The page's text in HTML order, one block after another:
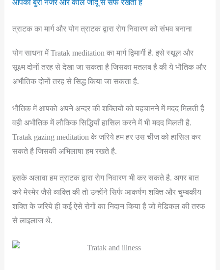
आपको बुरी नजर और काले जादू से सेफ रखती है
त्राटक का मार्ग और योग त्राटक द्वारा रोग निवारण को संभव बनाना
योग साधना में Tratak meditation का मार्ग द्विमार्गी है. इसे स्थूल और
सूक्ष्म दोनों तरह से देखा जा सकता है जिसका मतलब है की ये भौतिक और
अभौतिक दोनों तरह से सिद्ध किया जा सकता है.
भौतिक में आपको अपने अन्दर की शक्तियों को पहचानने में मदद मिलती है
वही अभौतिक में लौकिक सिद्धियाँ हासिल करने में भी मदद मिलती है.
Tratak gazing meditation के जरिये हम हर उस चीज को हासिल कर
सकते है जिसकी अभिलाषा हम रखते है.
इसके अलावा हम त्राटक द्वारा रोग निवारण भी कर सकते है. अगर बात
करे मेस्मेर जैसे व्यक्ति की तो उन्होंने सिर्फ आकर्षण शक्ति और चुम्बकीय
शक्ति के जरिये ही कई ऐसे रोगों का निदान किया है जो मेडिकल की तरफ
से लाइलाज थे.